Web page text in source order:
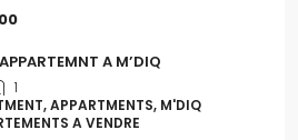
APPARTEMNT A M’DIQ
1
APPARTMENTS, M'DIQ
A VENDRE